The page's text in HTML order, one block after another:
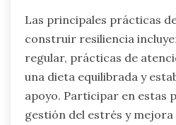
Las principales prácticas
construir resiliencia
regular, prácticas de
una dieta equilibrada y
apoyo. Participar en estas
gestión del estrés y mejora